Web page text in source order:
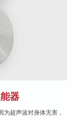
器
超声波对身体无害，